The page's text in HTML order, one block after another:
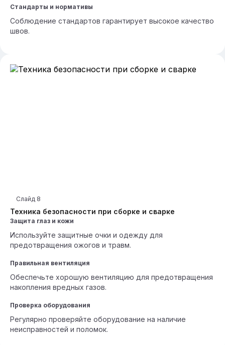
Стандарты и нормативы
Соблюдение стандартов гарантирует высокое качество
швов.
Техника безопасности при сборке и сварке
Слайд 8
Защита глаз и кожи
Используйте защитные очки и одежду для
предотвращения ожогов и травм.
Правильная вентиляция
Обеспечьте хорошую вентиляцию для предотвращения
накопления вредных газов.
Проверка оборудования
Регулярно проверяйте оборудование на наличие
неисправностей и поломок.